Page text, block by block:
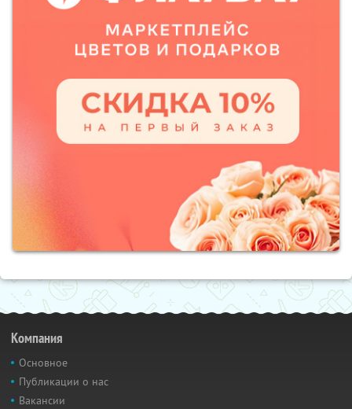
Компания
Основное
Публикации о нас
Вакансии